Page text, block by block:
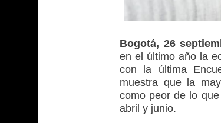
Bogotá, 26
en el último año la
con la última
muestra que la
como peor de lo
abril y junio.